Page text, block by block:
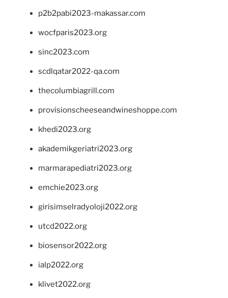
p2b2pabi2023-makassar.com
wocfparis2023.org
sinc2023.com
scdlqatar2022-qa.com
thecolumbiagrill.com
provisionscheeseandwineshoppe.com
khedi2023.org
akademikgeriatri2023.org
marmarapediatri2023.org
emchie2023.org
girisimselradyoloji2022.org
utcd2022.org
biosensor2022.org
ialp2022.org
klivet2022.org